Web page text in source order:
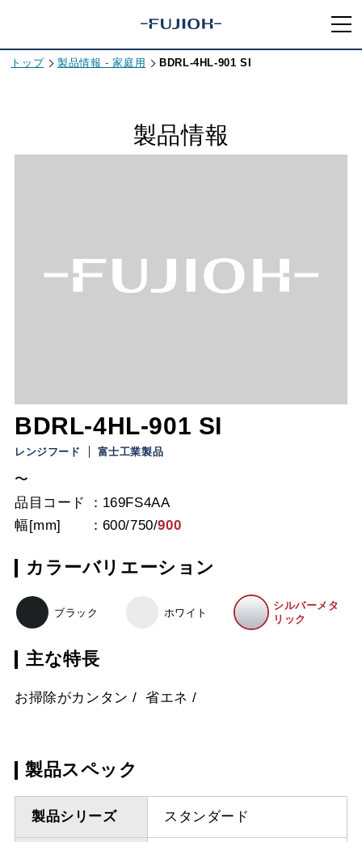
トップ 製品情報 - 家庭用 BDRL-4HL-901 SI
製品情報
BDRL-4HL-901 SI
レンジフード 富士工業製品
〜
品目コード
169FS4AA
幅[mm]
600/750/900
カラーバリエーション
ブラック ホワイト
シルバーメタ
リック
主な特長
お掃除がカンタン 省エネ
製品スペック
製品シリーズ スタンダード